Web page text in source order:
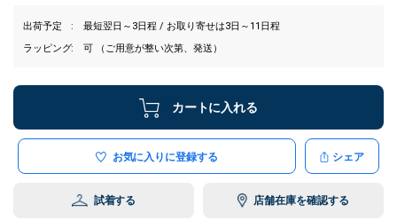
出荷予定
最短翌日～3日程 / お取り寄せは3日～11日程
ラッピング
可 （ご用意が整い次第、発送）
カートに入れる
お気に入りに登録する シェア
試着する 店舗在庫を確認する